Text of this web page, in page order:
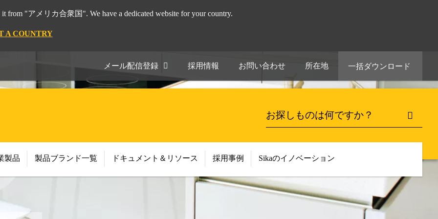
from "アメリカ合衆国". We have a dedicated website for your country.
A COUNTRY
メール配信登録 採用情報 お問い合わせ 所在地 一括ダウンロード
製品 製品ブランド一覧 ドキュメント＆リソース 採用事例 Sikaのイノベーション